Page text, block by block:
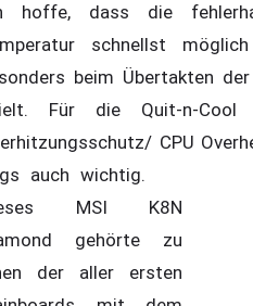
hoffe, dass die
schnellst
beim Übertakten
Für die Quit-n-Cool
CPU
auch wichtig.
MSI K8N
gehörte zu
der aller ersten